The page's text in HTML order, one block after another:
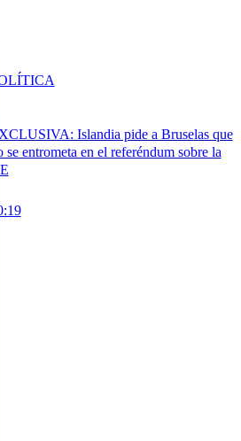
Islandia pide a Bruselas que
se entrometa en el referéndum sobre la